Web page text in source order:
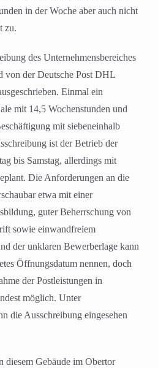
in der Woche aber auch nicht
zu.
des Unternehmensbereiches
von der Deutsche Post DHL
Einmal ein
mit 14,5 Wochenstunden und
mit siebeneinhalb
ist der Betrieb der
bis Samstag, allerdings mit
Die Anforderungen an die
etwa mit einer
guter Beherrschung von
sowie einwandfreiem
der unklaren Bewerberlage kann
Öffnungsdatum nennen, doch
der Postleistungen in
möglich. Unter
die Ausschreibung eingesehen
diesem Gebäude im Obertor